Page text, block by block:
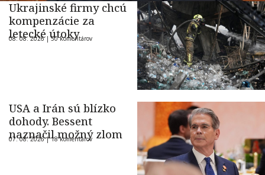
Ukrajinské firmy chcú
kompenzácie za
letecké útoky
08. 08. 2026 |50 komentárov
USA a Irán sú blízko
dohody. Bessent
naznačil možný zlom
07. 08. 2026 |18 komentárov